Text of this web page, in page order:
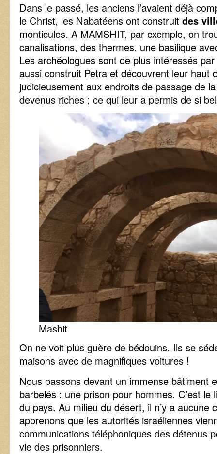
Dans le passé, les anciens l’avaient déjà
le Christ, les Nabatéens ont construit des
monticules. A MAMSHIT, par exemple, on
canalisations, des thermes, une basilique
Les archéologues sont de plus intéressés
aussi construit Petra et découvrent leur haut
judicieusement aux endroits de passage de
devenus riches ; ce qui leur a permis de si
Mashit
On ne voit plus guère de bédouins. Ils se
maisons avec de magnifiques voitures !
Nous passons devant un immense bâtiment
barbelés : une prison pour hommes. C’est le
du pays. Au milieu du désert, il n’y a aucune
apprenons que les autorités israéliennes
communications téléphoniques des détenus
vie des prisonniers.